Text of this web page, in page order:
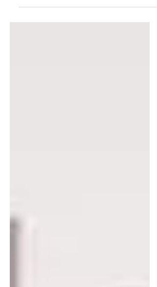
Hautverbesserung und Spaß .. garantiert..